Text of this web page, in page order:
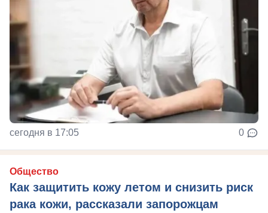
сегодня в 17:05 0
Общество
Как защитить кожу летом и снизить риск
рака кожи, рассказали запорожцам